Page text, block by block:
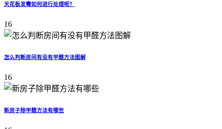
天花板发霉如何进行处理呢？
16
怎么判断房间有没有甲醛方法图解
16
新房子除甲醛方法有哪些